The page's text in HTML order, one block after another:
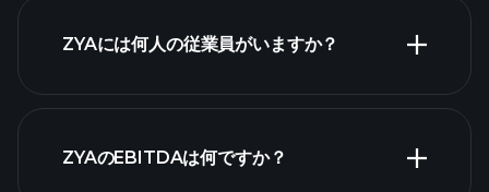
ZYAには何人の従業員がいますか？
ZYAのEBITDAは何ですか？